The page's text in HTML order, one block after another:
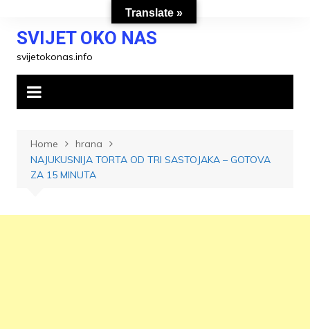
contentSVIJET OKO NAS
svijetokonas.info
Home
hrana
NAJUKUSNIJA TORTA OD TRI SASTOJAKA – GOTOVA
ZA 15 MINUTA
Translate »